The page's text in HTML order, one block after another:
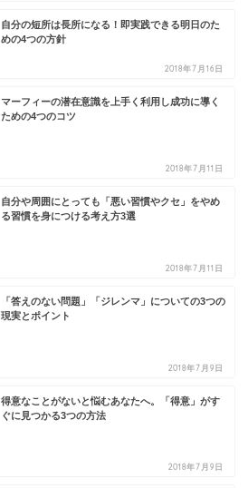
自分の短所は長所になる！即実践できる明日のた
めの4つの方針
2018年7月16日
マーフィーの潜在意識を上手く利用し成功に導く
ための4つのコツ
2018年7月11日
自分や周囲にとっても「悪い習慣やクセ」をやめ
る習慣を身につける考え方3選
2018年7月11日
「答えのない問題」「ジレンマ」についての3つの
現実とポイント
2018年7月9日
得意なことがないと悩むあなたへ。「得意」がす
ぐに見つかる3つの方法
2018年7月9日